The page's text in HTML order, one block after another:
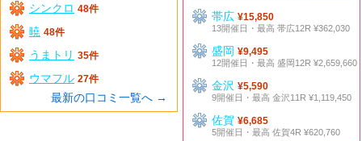
シンクロ 48件
暁 48件
うまトリ 35件
ウマフル 27件
最新の口コミ一覧へ →
帯広¥15,850
13開催日・最高 帯広12R ¥362,030
盛岡¥9,495
12開催日・最高 盛岡12R ¥2,659,660
金沢¥5,590
9開催日・最高 金沢11R ¥1,119,450
佐賀¥6,685
5開催日・最高 佐賀4R ¥620,760